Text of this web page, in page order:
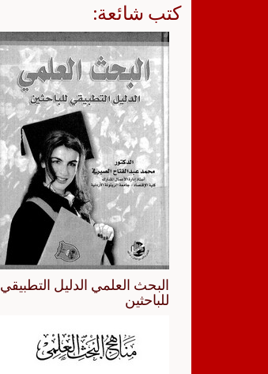
كتب شائعة:
البحث العلمي الدليل التطبيقي
للباحثين